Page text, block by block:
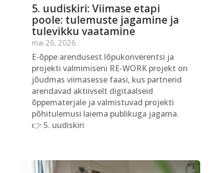
5. uudiskiri: Viimase etapi
poole: tulemuste jagamine ja
tulevikku vaatamine
mai 26, 2026
E-õppe arendusest lõpukonverentsi ja
projekti valmimiseni RE-WORK projekt on
jõudmas viimasesse faasi, kus partnerid
arendavad aktiivselt digitaalseid
õppematerjale ja valmistuvad projekti
põhitulemusi laiema publikuga jagama.
👉 5. uudiskiri